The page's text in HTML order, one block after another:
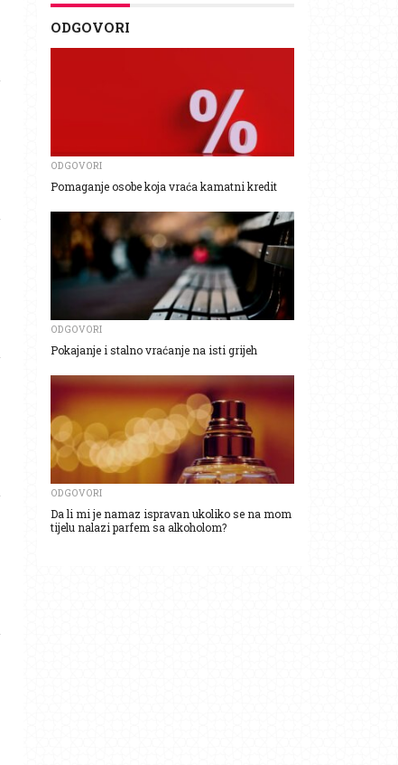
ODGOVORI
ODGOVORI
Pomaganje osobe koja vraća kamatni kredit
ODGOVORI
Pokajanje i stalno vraćanje na isti grijeh
ODGOVORI
Da li mi je namaz ispravan ukoliko se na mom
tijelu nalazi parfem sa alkoholom?